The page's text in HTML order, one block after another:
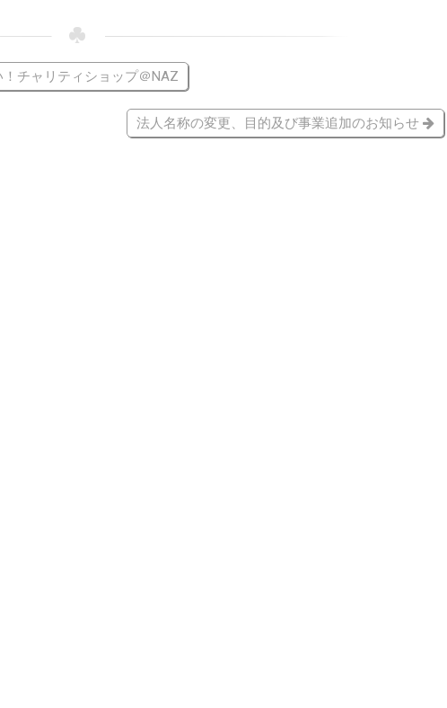
チャリティショップ＠NAZ
法人名称の変更、目的及び事業追加のお知らせ